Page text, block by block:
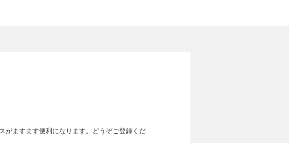
がますます便利になります。どうぞご登録くだ